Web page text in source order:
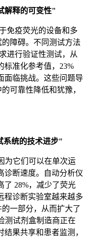
解释的可变性"
免疫荧光的设备和多
障碍。不同测试方法
进行验证性测试，从
标准化参考值，23%
面临挑战。这些问题导
可靠性降低和犹豫，
系统的技术进步"
为它们可以在单次运
诊断速度。自动分析仪
了 28%，减少了荧光
程诊断实验室越来越多
一部分，从而扩大了
测试剂盒制造商正在
果共享和患者监测，